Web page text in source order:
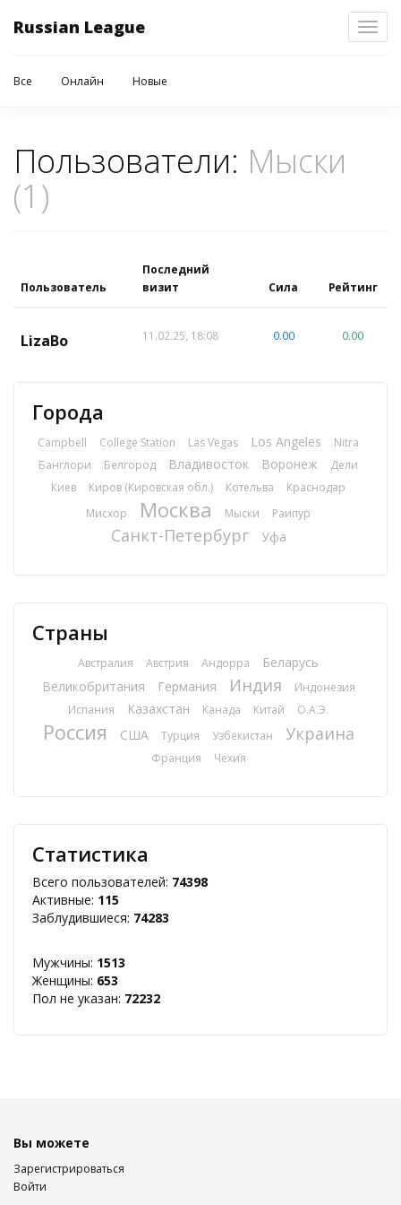
Russian League
Все Онлайн Новые
Пользователи: Мыски
(1)
Пользователь
Последний
визит
Сила Рейтинг
LizaBo 11.02.25, 18:08 0.00 0.00
Города
Campbell College Station Las Vegas Los Angeles
Nitra
Банглори
Белгород Владивосток Воронеж
Дели
Киев
Киров (Кировская обл.) Котельва
Краснодар
Мисхор
Москва Мыски Раипур
Санкт-Петербург Уфа
Страны
Австралия Австрия Андорра
Беларусь
Великобритания
Германия Индия
Индонезия
Испания
Казахстан Канада Китай О.А.Э.
Россия США Турция Узбекистан Украина
Франция Чехия
Статистика
Всего пользователей: 74398
Активные: 115
Заблудившиеся: 74283
Мужчины: 1513
Женщины: 653
Пол не указан: 72232
Вы можете
Зарегистрироваться
Войти